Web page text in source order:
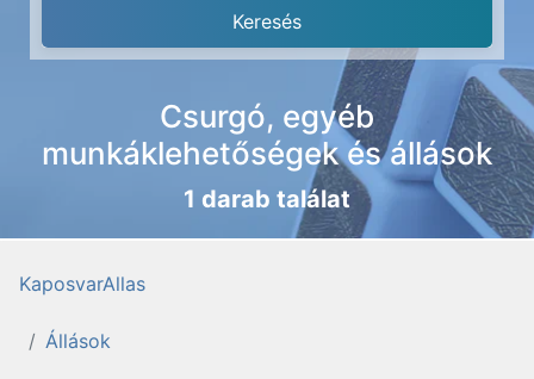
Csurgó, egyéb
munkáklehetőségek és állások
1 darab találat
KaposvarAllas
Állások